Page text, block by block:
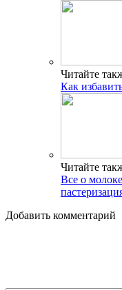
Читайте
Как
Читайте
Все о
Добавить комментарий